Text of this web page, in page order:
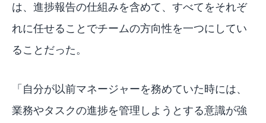
は、進捗報告の仕組みを含めて、すべてをそれぞ
れに任せることでチームの方向性を一つにしてい
ることだった。
「自分が以前マネージャーを務めていた時には、
業務やタスクの進捗を管理しようとする意識が強